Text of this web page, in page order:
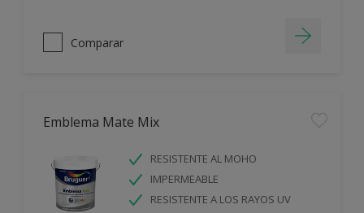
Comparar
Emblema Mate Mix
RESISTENTE AL MOHO
IMPERMEABLE
RESISTENTE A LOS RAYOS UV